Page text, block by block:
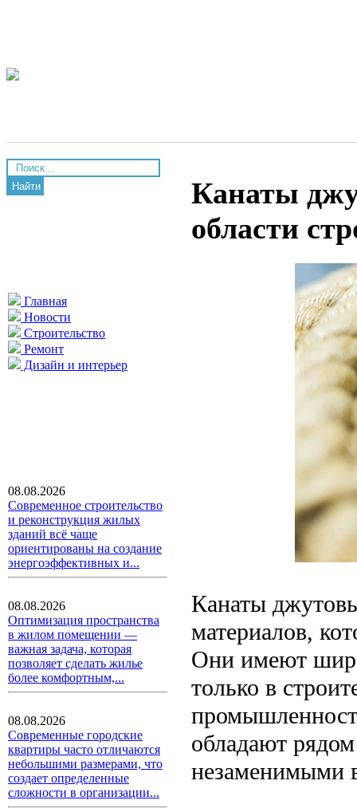
Найти
Главная
Новости
Строительство
Ремонт
Дизайн и интерьер
08.08.2026
Современное строительство
и реконструкция жилых
зданий всё чаще
ориентированы на создание
энергоэффективных и...
08.08.2026
Оптимизация пространства
в жилом помещении —
важная задача, которая
позволяет сделать жилье
более комфортным,...
08.08.2026
Современные городские
квартиры часто отличаются
небольшими размерами, что
создает определенные
сложности в организации...
Канаты
области
Канаты
материалов,
Они имеют
только в
обладают
незаменимыми